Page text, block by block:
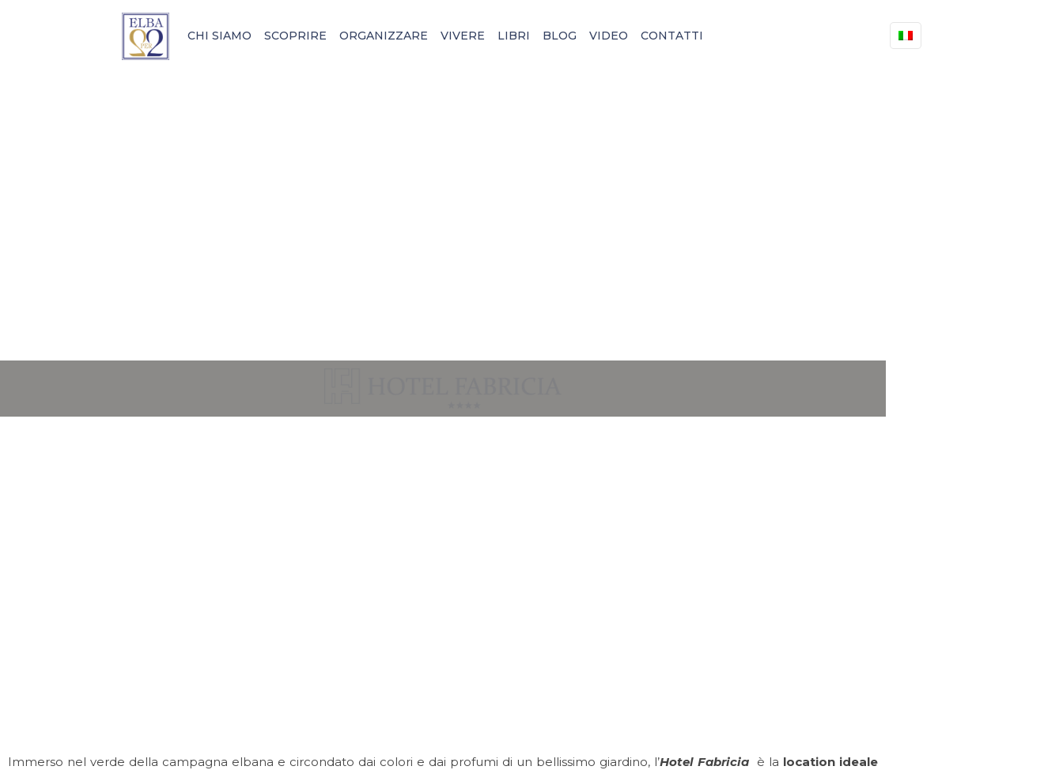
CHI SIAMO SCOPRIRE ORGANIZZARE VIVERE LIBRI BLOG VIDEO CONTATTI
Immerso nel verde della campagna elbana e circondato dai colori e dai profumi di un bellissimo giardino, l’Hotel Fabricia è la location ideale